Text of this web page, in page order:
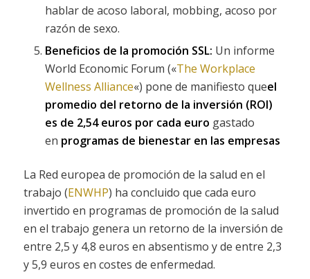
hablar de acoso laboral, mobbing, acoso por
razón de sexo.
Beneficios de la promoción SSL: Un informe
World Economic Forum («The Workplace
Wellness Alliance«) pone de manifiesto queel
promedio del retorno de la inversión (ROI)
es de 2,54 euros por cada euro gastado
en programas de bienestar en las empresas
La Red europea de promoción de la salud en el
trabajo (ENWHP) ha concluido que cada euro
invertido en programas de promoción de la salud
en el trabajo genera un retorno de la inversión de
entre 2,5 y 4,8 euros en absentismo y de entre 2,3
y 5,9 euros en costes de enfermedad.